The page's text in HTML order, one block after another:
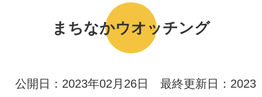
まちなかウオッチング
公開日：2023年02月26日 最終更新日：2023